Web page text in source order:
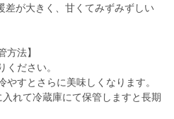
差が大きく、甘くてみずみずしい
方法】
ください。
すとさらに美味しくなります。
れて冷蔵庫にて保管しますと長期